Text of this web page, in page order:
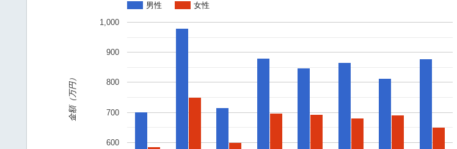
男性 女性
600
700
800
900
1,000
金額（万円）